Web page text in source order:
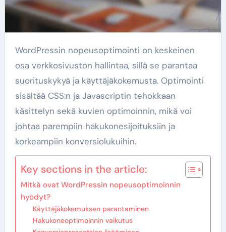
WordPressin nopeusoptimointi on keskeinen
osa verkkosivuston hallintaa, sillä se parantaa
suorituskykyä ja käyttäjäkokemusta. Optimointi
sisältää CSS:n ja Javascriptin tehokkaan
käsittelyn sekä kuvien optimoinnin, mikä voi
johtaa parempiin hakukonesijoituksiin ja
korkeampiin konversiolukuihin.
Key sections in the article:
Mitkä ovat WordPressin nopeusoptimoinnin
hyödyt?
Käyttäjäkokemuksen parantaminen
Hakukoneoptimoinnin vaikutus